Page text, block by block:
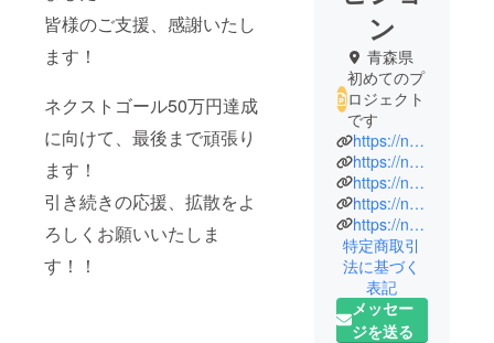
皆様のご支援、感謝いたし
ます！
ネクストゴール50万円達成
に向けて、最後まで頑張り
ます！
引き続きの応援、拡散をよ
ろしくお願いいたしま
す！！
ン
青森県
初めてのプ
ロジェクト
です
https://nature-provision.co.jp/
https://nature-cafe.shop/
https://nature-aomori.com/apk/
https://nature-aomori.com/ailes/
https://nature-aomori.com/melty/
特定商取引
法に基づく
表記
メッセー
ジを送る